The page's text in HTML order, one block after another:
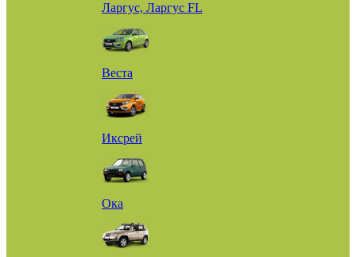
Ларгус, Ларгус FL
Веста
Иксрей
Ока